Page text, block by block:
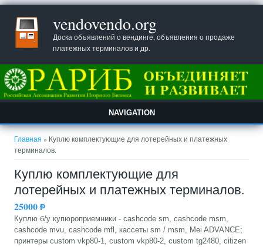
vendovendo.org
Доска объявлений о вендинге, объявления о продаже
платежных терминалов и др.
NAVIGATION
Вы здесь
Главная » Куплю комплектующие для лотерейных и платежных
терминалов.
Куплю комплектующие для
лотерейных и платежных терминалов.
25000Ᵽ
Куплю б/у купюроприемники - cashcode sm, cashcode msm,
cashcode mvu, cashcode mfl, кассеты sm / msm, Mei ADVANCE;
принтеры custom vkp80-1, custom vkp80-2, custom tg2480, citizen